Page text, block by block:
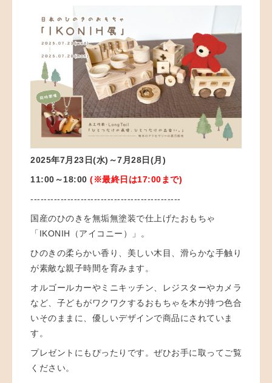
2025年7月23日(水)～7月28日(月 )
11:00～18:00 (※最終日は17:00まで)
---------------------------------------------
国産のひのきを無垢無塗装で仕上げたおもちゃ
「IKONIH（アイコニー）」。
ひのきの柔らかい香り、美しい木目、滑らかな手触り
が素敵な親子時間を育みます。
オルゴールカーやミニキッチン、レジスターやカメラ
など、子どもがワクワクするおもちゃを木が持つ色合
いそのままに、優しいデザインで商品にされていま
す。
プレゼントにもぴったりです。ぜひお手に取ってご覧
ください。